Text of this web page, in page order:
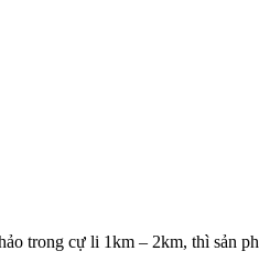
trong cự li 1km – 2km, thì sản